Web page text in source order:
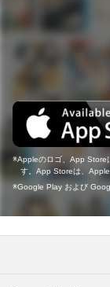
Appleのロゴ、App Store
す。App Storeは、Apple
Google Play および